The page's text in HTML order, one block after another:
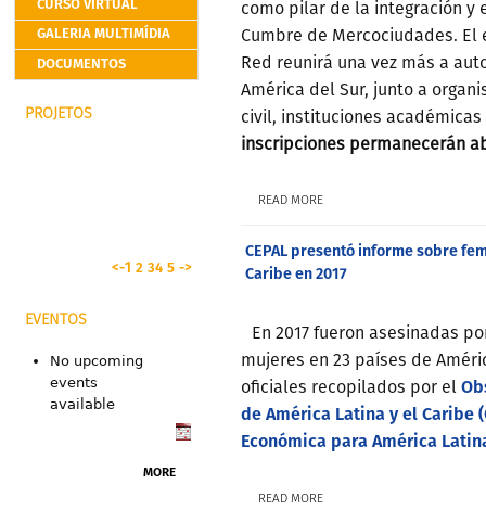
GALERIA MULTIMÍDIA
DOCUMENTOS
PROJETOS
<-1 2 34 5 ->
EVENTOS
No upcoming
events
available
MORE
como pilar de la integración
Cumbre de Mercociudades.
Red reunirá una vez más a
América del Sur, junto a
civil, instituciones
inscripciones permanecerán
READ MORE
CEPAL presentó informe sobre
Caribe en 2017
En 2017 fueron asesinadas
mujeres en 23 países de
oficiales recopilados por el
de América Latina y el Caribe
Económica para América
READ MORE